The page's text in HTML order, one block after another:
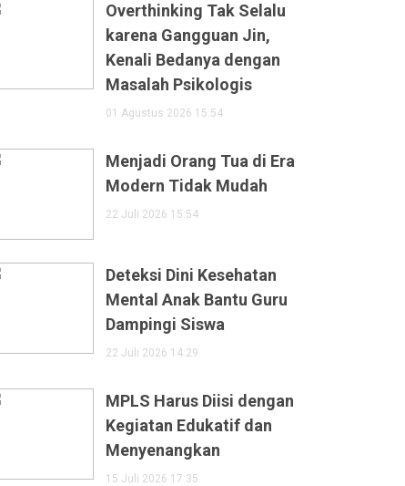
Overthinking Tak Selalu
karena Gangguan Jin,
Kenali Bedanya dengan
Masalah Psikologis
01 Agustus 2026 15:54
Menjadi Orang Tua di Era
Modern Tidak Mudah
22 Juli 2026 15:54
Deteksi Dini Kesehatan
Mental Anak Bantu Guru
Dampingi Siswa
22 Juli 2026 14:29
MPLS Harus Diisi dengan
Kegiatan Edukatif dan
Menyenangkan
15 Juli 2026 17:35